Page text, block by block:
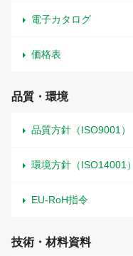
電子カタログ
価格表
品質・環境
品質方針（ISO9001）
環境方針（ISO14001）
EU-RoH指令
技術・材料資料